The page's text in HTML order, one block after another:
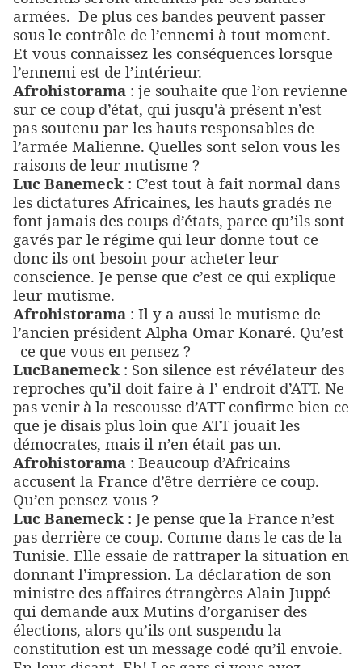
armées. De plus ces bandes peuvent passer
sous le contrôle de l’ennemi à tout moment.
Et vous connaissez les conséquences lorsque
l’ennemi est de l’intérieur.
Afrohistorama : je souhaite que l’on revienne
sur ce coup d’état, qui jusqu'à présent n’est
pas soutenu par les hauts responsables de
l’armée Malienne. Quelles sont selon vous les
raisons de leur mutisme ?
Luc Banemeck : C’est tout à fait normal dans
les dictatures Africaines, les hauts gradés ne
font jamais des coups d’états, parce qu’ils sont
gavés par le régime qui leur donne tout ce
donc ils ont besoin pour acheter leur
conscience. Je pense que c’est ce qui explique
leur mutisme.
Afrohistorama : Il y a aussi le mutisme de
l’ancien président Alpha Omar Konaré. Qu’est
–ce que vous en pensez ?
LucBanemeck : Son silence est révélateur des
reproches qu’il doit faire à l’ endroit d’ATT. Ne
pas venir à la rescousse d’ATT confirme bien ce
que je disais plus loin que ATT jouait les
démocrates, mais il n’en était pas un.
Afrohistorama : Beaucoup d’Africains
accusent la France d’être derrière ce coup.
Qu’en pensez-vous ?
Luc Banemeck : Je pense que la France n’est
pas derrière ce coup. Comme dans le cas de la
Tunisie. Elle essaie de rattraper la situation en
donnant l’impression. La déclaration de son
ministre des affaires étrangères Alain Juppé
qui demande aux Mutins d’organiser des
élections, alors qu’ils ont suspendu la
constitution est un message codé qu’il envoie.